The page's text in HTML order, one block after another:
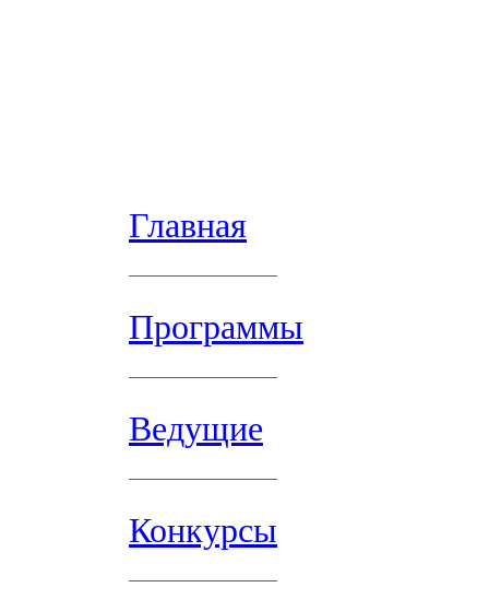
Главная
Программы
Ведущие
Конкурсы